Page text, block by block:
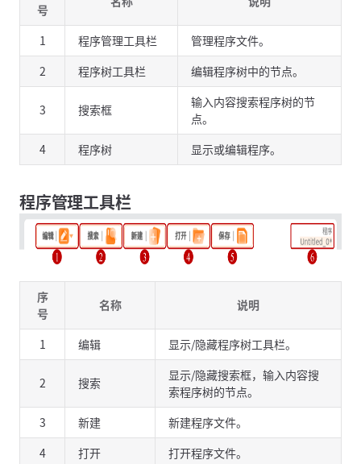
号
1 程序管理工具栏
管理程序文件。
2
程序树工具栏 编辑程序树中的节点。
3 搜索框
输入内容搜索程序树的节
点。
4
程序树 显示或编辑程序。
程序管理工具栏
序
号
名称 说明
1 编辑 显示/隐藏程序树工具栏。
2 搜索
显示/隐藏搜索框，输入内容搜
索程序树的节点。
3
新建
新建程序文件。
4
打开
打开程序文件。